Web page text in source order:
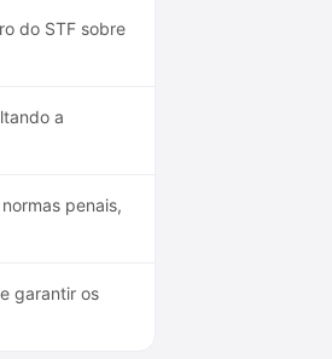
do STF sobre
a
penais,
garantir os